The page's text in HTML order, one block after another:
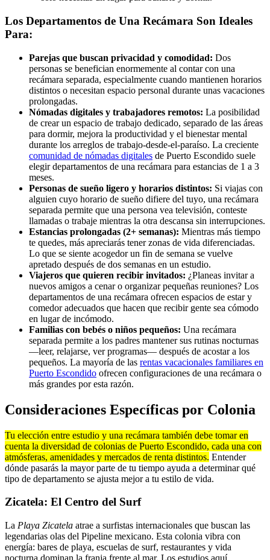
Los Departamentos de Una Recámara Son Ideales
Para:
Parejas que buscan privacidad y comodidad: Dos
personas se benefician enormemente al contar con una
recámara separada, especialmente cuando mantienen horarios
distintos o necesitan espacio personal durante unas vacaciones
prolongadas.
Nómadas digitales y trabajadores remotos: La posibilidad
de crear un espacio de trabajo dedicado, separado de las áreas
para dormir, mejora la productividad y el bienestar mental
durante los arreglos de trabajo-desde-el-paraíso. La creciente
comunidad de nómadas digitales de Puerto Escondido suele
elegir departamentos de una recámara para estancias de 1 a 3
meses.
Personas de sueño ligero y horarios distintos: Si viajas con
alguien cuyo horario de sueño difiere del tuyo, una recámara
separada permite que una persona vea televisión, conteste
llamadas o trabaje mientras la otra descansa sin interrupciones.
Estancias prolongadas (2+ semanas): Mientras más tiempo
te quedes, más apreciarás tener zonas de vida diferenciadas.
Lo que se siente acogedor un fin de semana se vuelve
apretado después de dos semanas en un estudio.
Viajeros que quieren recibir invitados: ¿Planeas invitar a
nuevos amigos a cenar o organizar pequeñas reuniones? Los
departamentos de una recámara ofrecen espacios de estar y
comedor adecuados que hacen que recibir gente sea cómodo
en lugar de incómodo.
Familias con bebés o niños pequeños: Una recámara
separada permite a los padres mantener sus rutinas nocturnas
—leer, relajarse, ver programas— después de acostar a los
pequeños. La mayoría de las rentas vacacionales familiares en
Puerto Escondido ofrecen configuraciones de una recámara o
más grandes por esta razón.
Consideraciones Específicas por Colonia
Tu elección entre estudio y una recámara también debe tomar en
cuenta la diversidad de colonias de Puerto Escondido, cada una con
atmósferas, amenidades y mercados de renta distintos. Entender
dónde pasarás la mayor parte de tu tiempo ayuda a determinar qué
tipo de departamento se ajusta mejor a tu estilo de vida.
Zicatela: El Centro del Surf
La Playa Zicatela atrae a surfistas internacionales que buscan las
legendarias olas del Pipeline mexicano. Esta colonia vibra con
energía: bares de playa, escuelas de surf, restaurantes y vida
nocturna dominan la franja frente al mar. Los estudios aquí